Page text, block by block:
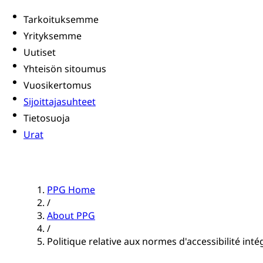
Tarkoituksemme
Yrityksemme
Uutiset
Yhteisön sitoumus
Vuosikertomus
Sijoittajasuhteet
Tietosuoja
Urat
PPG Home
/
About PPG
/
Politique relative aux normes d'accessibilité